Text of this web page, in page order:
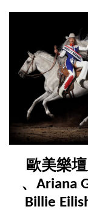
歐美樂
、Ariana
Billie